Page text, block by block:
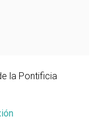
la Pontificia